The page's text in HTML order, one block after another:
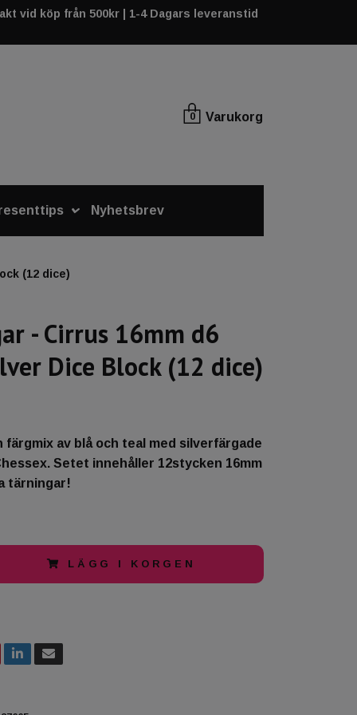
vid köp från 500kr | 1-4 Dagars leveranstid
0 Varukorg
Nyhetsbrev
(12 dice)
- Cirrus 16mm d6
Dice Block (12 dice)
färgmix av blå och teal med silverfärgade
Setet innehåller 12stycken 16mm
tärningar!
LÄGG I KORGEN